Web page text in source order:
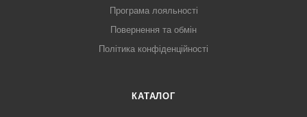
Програма лояльності
Повернення та обмін
Політика конфіденційності
КАТАЛОГ